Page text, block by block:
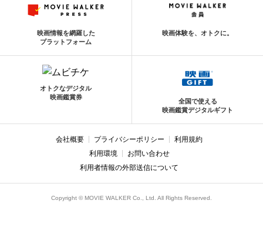
映画情報を網羅した
プラットフォーム
映画体験を、オトクに。
オトクなデジタル
映画鑑賞券
全国で使える
映画鑑賞デジタルギフト
会社概要 プライバシーポリシー
利用規約
利用環境
お問い合わせ
利用者情報の外部送信について
Copyright © MOVIE WALKER Co., Ltd. All Rights Reserved.